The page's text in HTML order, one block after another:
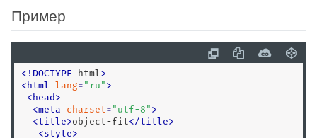
Пример
< ! DOCTYPE html >
< html lang= " ru " >
< head >
<meta charset= " utf-8 " >
<title>object-fit</title>
<style>
flex-wrap
font-family
font-kerning
font-size
font-stretch